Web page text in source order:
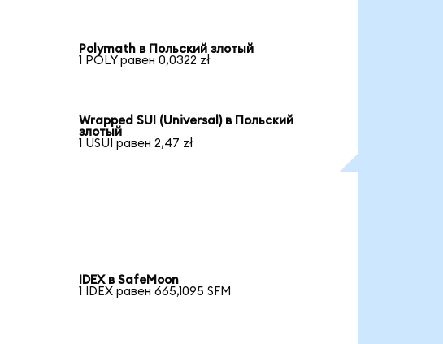
Polymath в Польский злотый
1 POLY равен 0,0322 zł
Wrapped SUI (Universal) в Польский
злотый
1 USUI равен 2,47 zł
IDEX в SafeMoon
1 IDEX равен 665,1095 SFM